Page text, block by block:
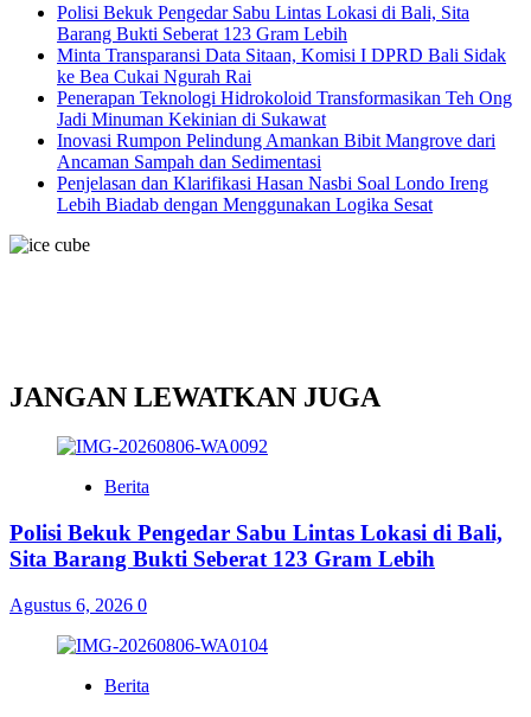
Polisi Bekuk Pengedar Sabu Lintas Lokasi di Bali, Sita
Barang Bukti Seberat 123 Gram Lebih
Minta Transparansi Data Sitaan, Komisi I DPRD Bali Sidak
ke Bea Cukai Ngurah Rai
Penerapan Teknologi Hidrokoloid Transformasikan Teh Ong
Jadi Minuman Kekinian di Sukawat
Inovasi Rumpon Pelindung Amankan Bibit Mangrove dari
Ancaman Sampah dan Sedimentasi
Penjelasan dan Klarifikasi Hasan Nasbi Soal Londo Ireng
Lebih Biadab dengan Menggunakan Logika Sesat
JANGAN LEWATKAN JUGA
Berita
Polisi Bekuk Pengedar Sabu Lintas Lokasi di Bali,
Sita Barang Bukti Seberat 123 Gram Lebih
Agustus 6, 2026 0
Berita